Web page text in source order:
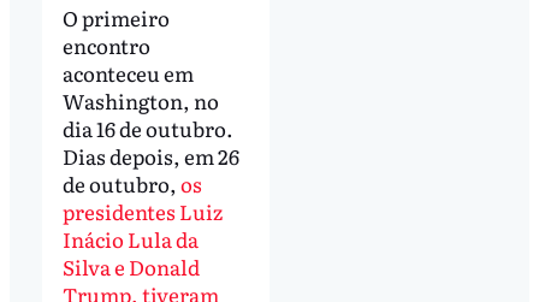
O primeiro
encontro
aconteceu em
Washington, no
dia 16 de outubro.
Dias depois, em 26
de outubro, os
presidentes Luiz
Inácio Lula da
Silva e Donald
Trump, tiveram